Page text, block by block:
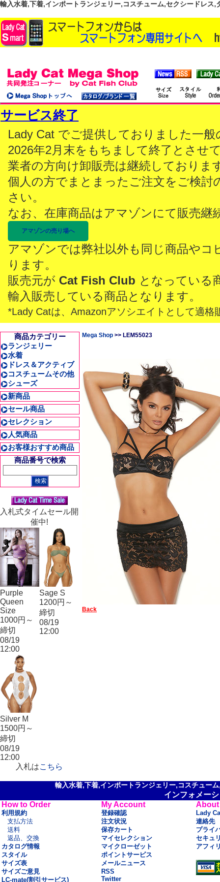
輸入水着,下着,インポートランジェリー,コスチューム,セクシードレス
サービス終了
Lady Cat でご提供しておりました一
2026年2月末をもちまして終了とさせ
業者の方向け卸販売は継続しておりま
個人の方でまとまったご注文をご検討
さい。
なお、在庫商品はアマゾンにて販売継
アマゾンの売り場へ
アマゾンでは弊社以外も同じ商品やコ
ります。
販売元が Cat Fish Club となっている
輸入販売している商品となります。
*Lady Catは、Amazonアソシエイトとして適格
商品カテゴリー
ランジェリー
水着
ドレス＆アクティブ
コスチュームその他
シューズ
新商品
セール商品
セレクション
人気商品
お客様おすすめ商品
商品番号で検索
入札式タイムセール開
催中!
Purple
Queen
Size
1000円～
締切
08/19
12:00
Sage S
1200円～
締切
08/19
12:00
Silver M
1500円～
締切
08/19
12:00
入札はこちら
Mega Shop >> LEM55023
Back
輸入水着,下着,インポートランジェリー,コスチュー
インフォメー
How to Order
利用規約
支払方法
送料
返品、交換
カタログ情報
スタイル
サイズ表
サイズご意見
LC-mate(割引サービス)
My Account
登録確認
注文状況
保存カート
マイセレクション
マイクローゼット
ポイントサービス
メールニュース
RSS
Twitter
About
Lady
連絡先
プライ
セキュ
アフィ